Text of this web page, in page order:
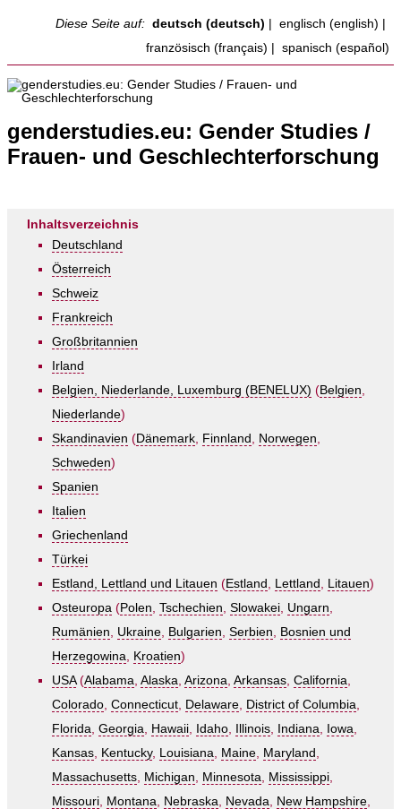
Diese Seite auf: deutsch (deutsch) englisch (english)
französisch (français)
spanisch (español)
genderstudies.eu: Gender Studies /
Frauen- und Geschlechterforschung
Inhaltsverzeichnis
Deutschland
Österreich
Schweiz
Frankreich
Großbritannien
Irland
Belgien, Niederlande, Luxemburg (BENELUX) (Belgien,
Niederlande)
Skandinavien (Dänemark, Finnland , Norwegen,
Schweden)
Spanien
Italien
Griechenland
Türkei
Estland, Lettland und Litauen (Estland , Lettland , Litauen)
Osteuropa (Polen, Tschechien, Slowakei, Ungarn,
Rumänien, Ukraine, Bulgarien, Serbien, Bosnien und
Herzegowina, Kroatien)
USA(Alabama, Alaska, Arizona, Arkansas, California,
Colorado, Connecticut, Delaware, District of Columbia,
Florida, Georgia, Hawaii, Idaho, Illinois, Indiana, Iowa,
Kansas, Kentucky, Louisiana, Maine, Maryland ,
Massachusetts, Michigan, Minnesota, Mississippi,
Missouri, Montana, Nebraska, Nevada, New Hampshire,